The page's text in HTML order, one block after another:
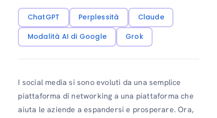
ChatGPT Perplessità
Claude
Modalità AI di Google
Grok
I social media si sono evoluti da una semplice
piattaforma di networking a una piattaforma che
aiuta le aziende a espandersi e prosperare. Ora,